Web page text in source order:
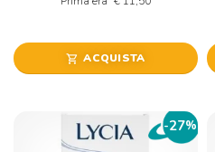
shopping_cart ACQUISTA
-27%